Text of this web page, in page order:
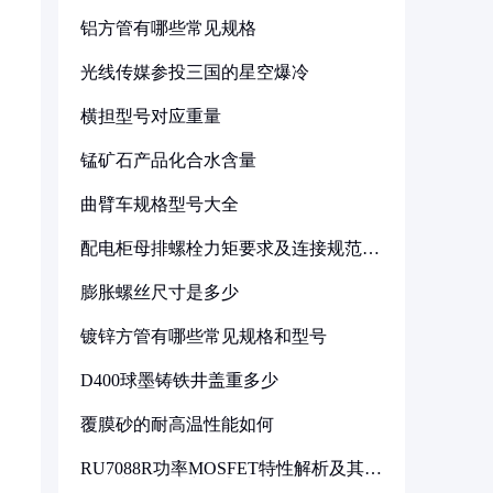
铝方管有哪些常见规格
光线传媒参投三国的星空爆冷
横担型号对应重量
锰矿石产品化合水含量
曲臂车规格型号大全
配电柜母排螺栓力矩要求及连接规范详
膨胀螺丝尺寸是多少
镀锌方管有哪些常见规格和型号
D400球墨铸铁井盖重多少
覆膜砂的耐高温性能如何
RU7088R功率MOSFET特性解析及其在